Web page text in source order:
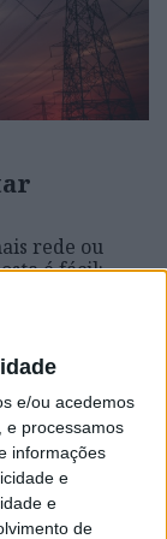
e/ou acedemos
e processamos
informações
e
e
de
rede ou
é fácil:
isso